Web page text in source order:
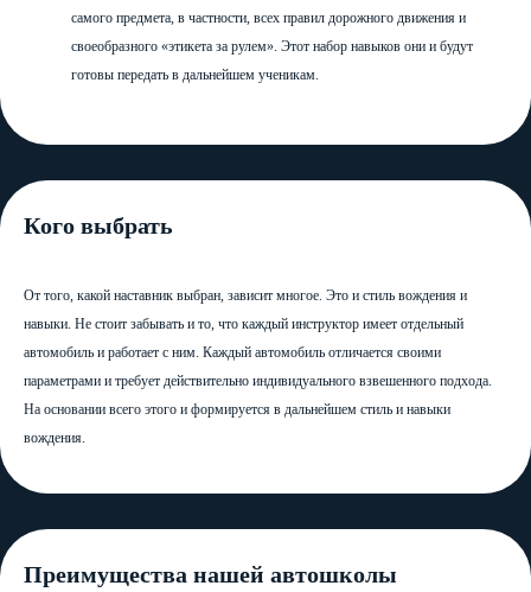
самого предмета, в частности, всех правил дорожного движения и
своеобразного «этикета за рулем». Этот набор навыков они и будут
готовы передать в дальнейшем ученикам.
Кого выбрать
От того, какой наставник выбран, зависит многое. Это и стиль вождения и
навыки. Не стоит забывать и то, что каждый инструктор имеет отдельный
автомобиль и работает с ним. Каждый автомобиль отличается своими
параметрами и требует действительно индивидуального взвешенного подхода.
На основании всего этого и формируется в дальнейшем стиль и навыки
вождения.
Преимущества нашей автошколы
НА НАС В СОЦИАЛЬНЫХ СЕТЯХ!
ПОДПИШИСЬ
avtostatuskem@yandex.ru